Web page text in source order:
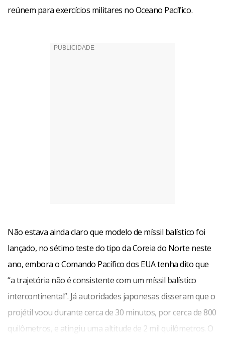
reúnem para exercícios militares no Oceano Pacífico.
Não estava ainda claro que modelo de míssil balístico foi
lançado, no sétimo teste do tipo da Coreia do Norte neste
ano, embora o Comando Pacífico dos EUA tenha dito que
“a trajetória não é consistente com um míssil balístico
intercontinental”. Já autoridades japonesas disseram que o
projétil voou durante cerca de 30 minutos, por cerca de 800
quilômetros, e atingiu uma altitude de 2 mil quilômetros. O